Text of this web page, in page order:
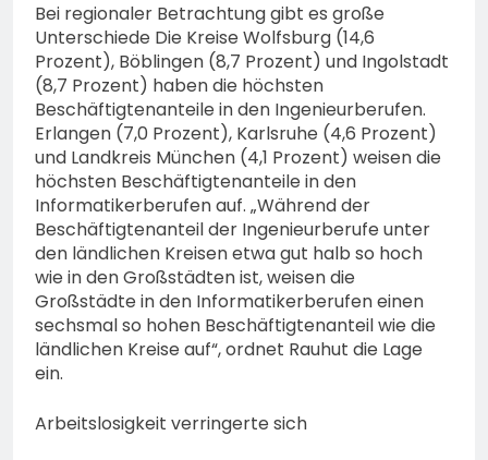
Bei regionaler Betrachtung gibt es große
Unterschiede Die Kreise Wolfsburg (14,6
Prozent), Böblingen (8,7 Prozent) und Ingolstadt
(8,7 Prozent) haben die höchsten
Beschäftigtenanteile in den Ingenieurberufen.
Erlangen (7,0 Prozent), Karlsruhe (4,6 Prozent)
und Landkreis München (4,1 Prozent) weisen die
höchsten Beschäftigtenanteile in den
Informatikerberufen auf. „Während der
Beschäftigtenanteil der Ingenieurberufe unter
den ländlichen Kreisen etwa gut halb so hoch
wie in den Großstädten ist, weisen die
Großstädte in den Informatikerberufen einen
sechsmal so hohen Beschäftigtenanteil wie die
ländlichen Kreise auf“, ordnet Rauhut die Lage
ein.
Arbeitslosigkeit verringerte sich